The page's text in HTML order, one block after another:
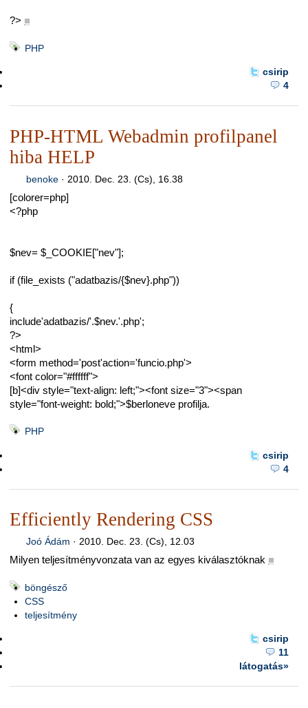
?> ■
PHP
csirip
4
PHP-HTML Webadmin profilpanel
hiba HELP
benoke· 2010. Dec. 23. (Cs), 16.38
[colorer=php]
<?php
$nev= $_COOKIE["nev"];
if (file_exists ("adatbazis/{$nev}.php"))
{
include'adatbazis/'.$nev.'.php';
?>
<html>
<form method='post'action='funcio.php'>
<font color="#ffffff">
[b]<div style="text-align: left;"><font size="3"><span
style="font-weight: bold;">$berloneve profilja.
PHP
csirip
4
Efficiently Rendering CSS
Joó Ádám · 2010. Dec. 23. (Cs), 12.03
Milyen teljesítményvonzata van az egyes kiválasztóknak ■
böngésző
CSS
teljesítmény
csirip
11
látogatás»